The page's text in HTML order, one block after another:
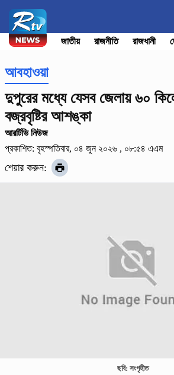
জাতীয় রাজনীতি রাজধানী
আবহাওয়া
দুপুরের মধ্যে যেসব জেলায় ৬০
বজ্রবৃষ্টির আশঙ্কা
আরর্টিভি নিউজ
প্রকাশিত: বৃহস্পতিবার, ০৪ জুন ২০২৬ , ০৮:৫৪ এএম
শেয়ার করুন:
ছবি: সংগৃহীত